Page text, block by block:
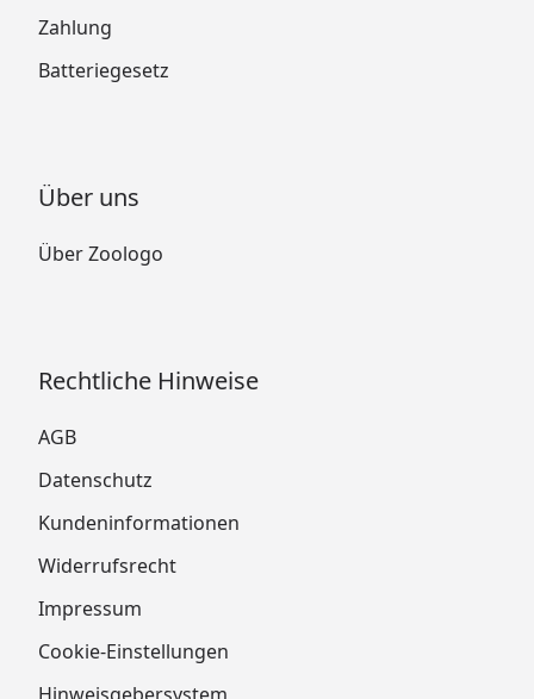
Zahlung
Batteriegesetz
Über uns
Über Zoologo
Rechtliche Hinweise
AGB
Datenschutz
Kundeninformationen
Widerrufsrecht
Impressum
Cookie-Einstellungen